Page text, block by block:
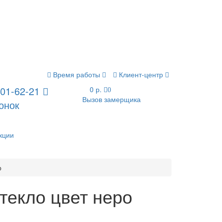
Время работы Клиент-центр
62-21
0 р. 0
Вызов замерщика
цвет неро